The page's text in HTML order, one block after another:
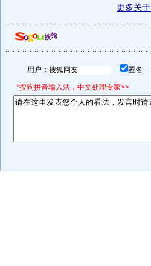
更多关于
用户： 匿名
*搜狗拼音输入法，中文处理专家>>